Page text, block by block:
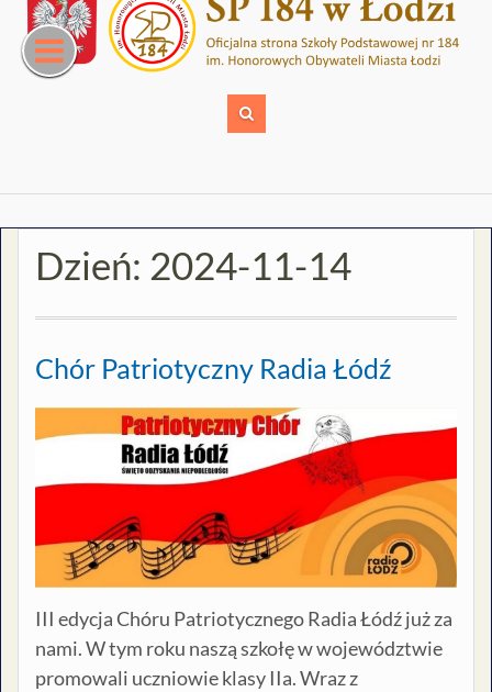
content
Dzień: 2024-11-14
Chór Patriotyczny Radia Łódź
III edycja Chóru Patriotycznego Radia Łódź już za
nami. W tym roku naszą szkołę w województwie
promowali uczniowie klasy IIa. Wraz z